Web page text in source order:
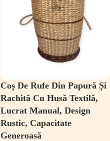
Coș De Rufe Din Papură Și
Rachită Cu Husă Textilă,
Lucrat Manual, Design
Rustic, Capacitate
Generoasă